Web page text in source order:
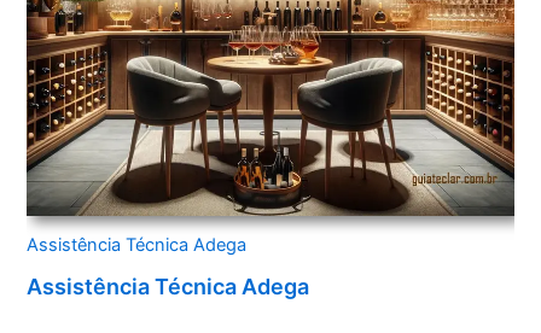
Assistência Técnica Adega
Assistência Técnica Adega